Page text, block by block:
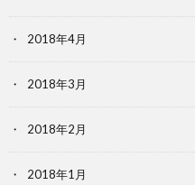
2018年4月
2018年3月
2018年2月
2018年1月